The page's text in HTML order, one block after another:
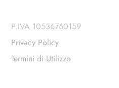
P.IVA 10536760159
Privacy Policy
Termini di Utilizzo